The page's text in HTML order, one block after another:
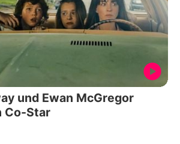
und Ewan McGregor
Co-Star